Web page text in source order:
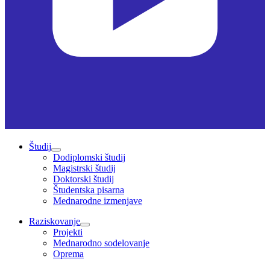
Študij
Dodiplomski študij
Magistrski študij
Doktorski študij
Študentska pisarna
Mednarodne izmenjave
Raziskovanje
Projekti
Mednarodno sodelovanje
Oprema